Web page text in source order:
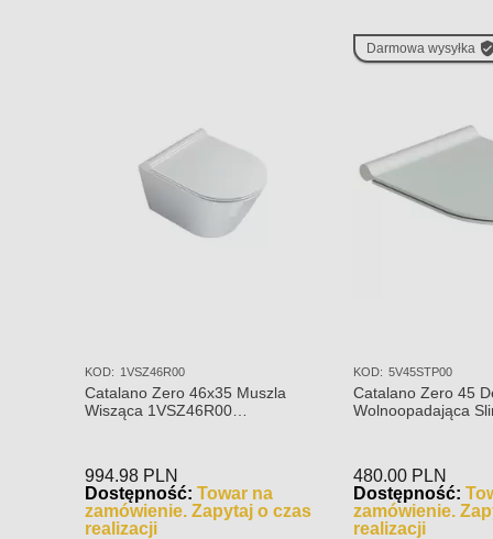
KOD: 1VSZ46R00
Catalano Zero 46x35 Muszla
Wisząca 1VSZ46R00
994.98 PLN
Dostępność: Towar na
zamówienie. Zapytaj o czas
realizacji
Darmowa wysyłka
KOD: 5V45STP00
Catalano Zero 45
Wolnoopadająca
480.00 PLN
Dostępność:
zamówienie.
realizacji